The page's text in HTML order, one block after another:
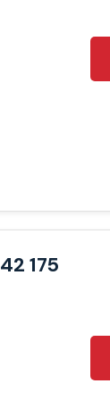
175